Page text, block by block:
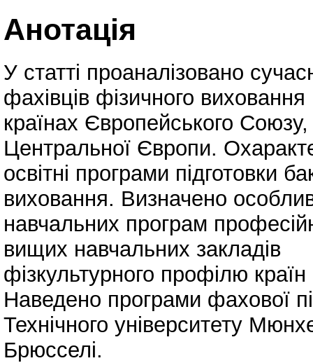
Анотація
У статті проаналізовано
фахівців фізичного виховання
країнах Європейського
Центральної Європи.
освітні програми підготовки
виховання. Визначено
навчальних програм
вищих навчальних закладів
фізкультурного профілю
Наведено програми фахової
Технічного університету
Брюсселі.